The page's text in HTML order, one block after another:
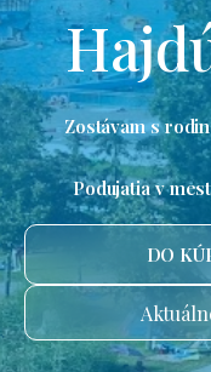
Zostávam s
Podujatia v
DO